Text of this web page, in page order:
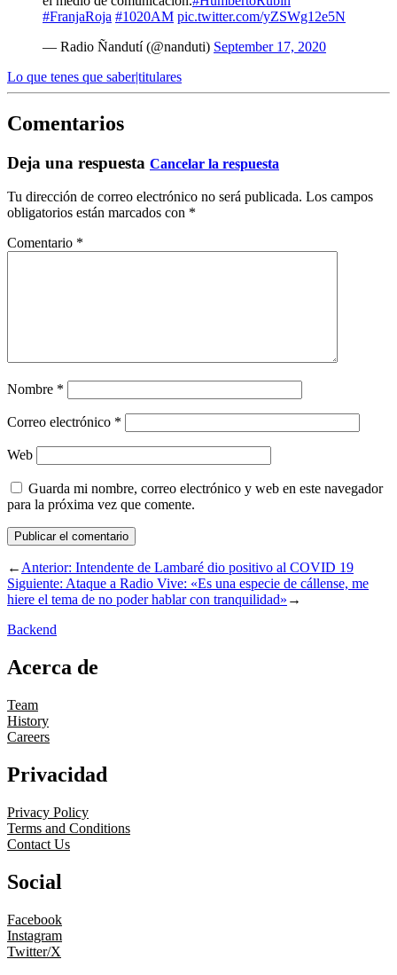
#FranjaRoja #1020AM pic.twitter.com/yZSWg12e5N
— Radio Ñandutí (@nanduti) September 17, 2020
Lo que tenes que saber|titulares
Comentarios
Deja una respuesta Cancelar la respuesta
Tu dirección de correo electrónico no será publicada. Los campos
obligatorios están marcados con *
Comentario *
Nombre *
Correo electrónico *
Web
Guarda mi nombre, correo electrónico y web en este navegador
para la próxima vez que comente.
←Anterior: Intendente de Lambaré dio positivo al COVID 19
Siguiente: Ataque a Radio Vive: «Es una especie de cállense, me
hiere el tema de no poder hablar con tranquilidad» →
Backend
Acerca de
Team
History
Careers
Privacidad
Privacy Policy
Terms and Conditions
Contact Us
Social
Facebook
Instagram
Twitter/X